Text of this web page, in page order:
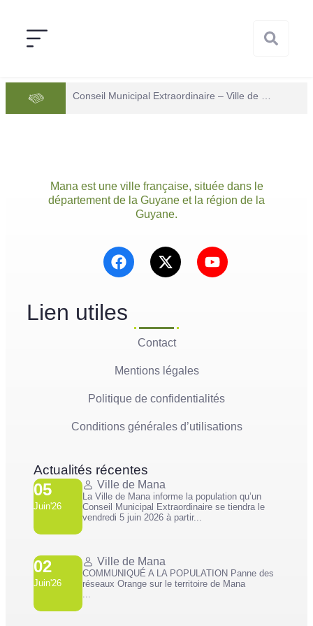
Mana est une ville française, située dans le
département de la Guyane et la région de la
Guyane.
Lien utiles
Contact
Mentions légales
Politique de confidentialités
Conditions générales d’utilisations
Actualités récentes
05
Juin'26
Ville de Mana
La Ville de Mana informe la population qu’un
Conseil Municipal Extraordinaire se tiendra le
vendredi 5 juin 2026 à partir...
02
Juin'26
Ville de Mana
COMMUNIQUÉ A LA POPULATION Panne des
réseaux Orange sur le territoire de Mana
...